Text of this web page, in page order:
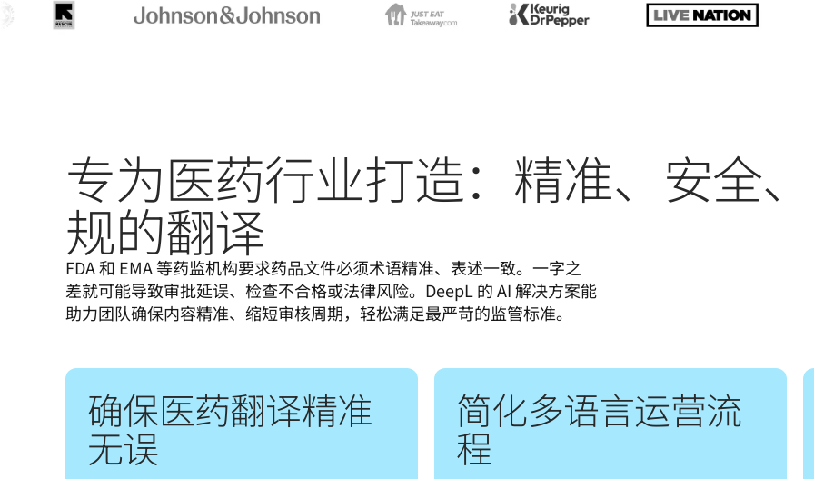
专为医药行业打造：精准、安全
规的翻译
FDA 和 EMA 等药监机构要求药品文件必须术语精准、表述一致。一字之
差就可能导致审批延误、检查不合格或法律风险。DeepL 的 AI 解决方案能
助力团队确保内容精准、缩短审核周期，轻松满足最严苛的监管标准。
确保医药翻译精准
无误
简化多语言运营流
程